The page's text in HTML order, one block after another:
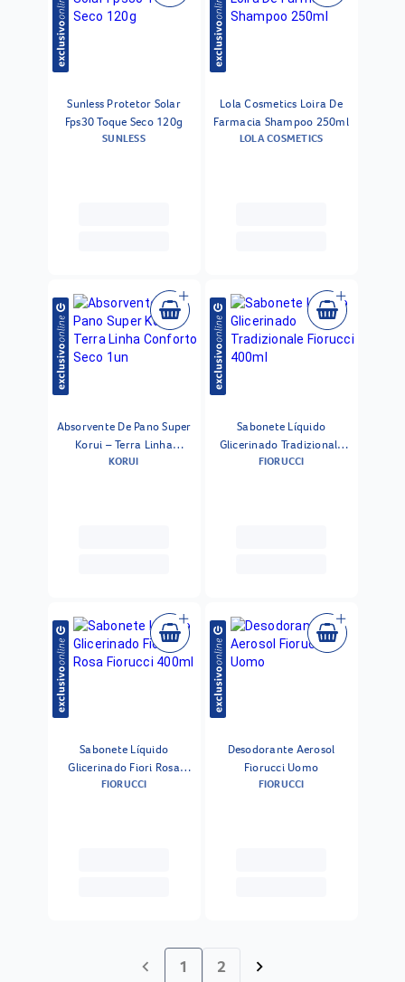
Sunless Protetor Solar
Fps30 Toque Seco 120g
SUNLESS
Lola Cosmetics Loira De
Farmacia Shampoo 250ml
LOLA COSMETICS
Absorvente De Pano Super
Korui – Terra Linha
Conforto Seco 1un
KORUI
Sabonete Líquido
Glicerinado Tradizionale
Fiorucci 400ml
FIORUCCI
Sabonete Líquido
Glicerinado Fiori Rosa
Fiorucci 400ml
FIORUCCI
Desodorante Aerosol
Fiorucci Uomo
FIORUCCI
chevron_left 1 2 chevron_right